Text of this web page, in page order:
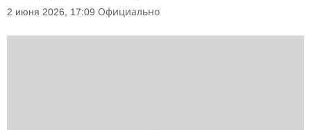
2 июня 2026, 17:09 Официально